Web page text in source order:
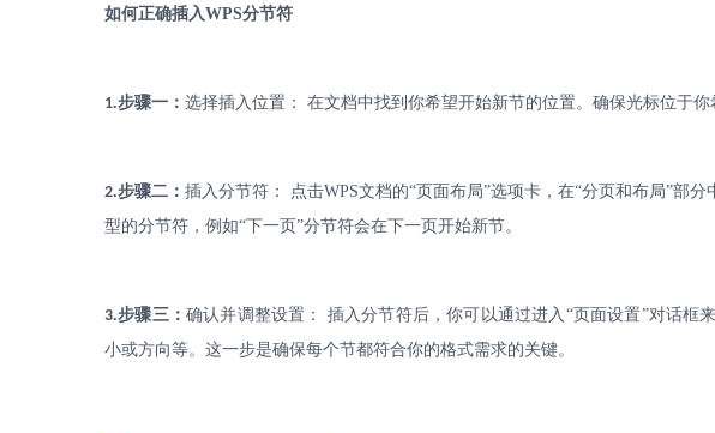
如何正确插入WPS分节符
1.步骤一： 选择插入位置： 在文档中找到你希望开始新节的位置。确保光标位于你
2.步骤二：插入分节符： 点击WPS文档的“页面布局”选项卡，在“分页和布局”部
型的分节符，例如“下一页”分节符会在下一页开始新节。
3.步骤三： 确认并调整设置： 插入分节符后，你可以通过进入 “页面设置”对话框
小或方向等。这一步是确保每个节都符合你的格式需求的关键。